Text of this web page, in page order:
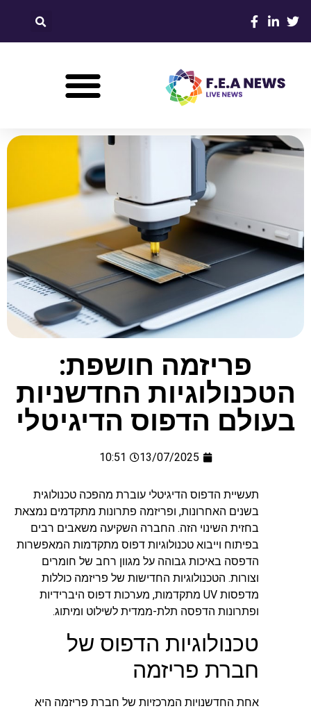
פריזמה חושפת:
הטכנולוגיות החדשניות
בעולם הדפוס הדיגיטלי
13/07/2025
10:51
תעשיית הדפוס הדיגיטלי עוברת מהפכה טכנולוגית
בשנים האחרונות, ופריזמה פתרונות מתקדמים נמצאת
בחזית השינוי הזה. החברה השקיעה משאבים רבים
בפיתוח וייבוא טכנולוגיות דפוס מתקדמות המאפשרות
הדפסה באיכות גבוהה על מגוון רחב של חומרים
וצורות. הטכנולוגיות החדישות של פריזמה כוללות
מדפסות UV מתקדמות, מערכות דפוס היברידיות
ופתרונות הדפסה תלת-ממדית לשילוט ומיתוג.
טכנולוגיות הדפוס של
חברת פריזמה
אחת החדשנויות המרכזיות של חברת פריזמה היא